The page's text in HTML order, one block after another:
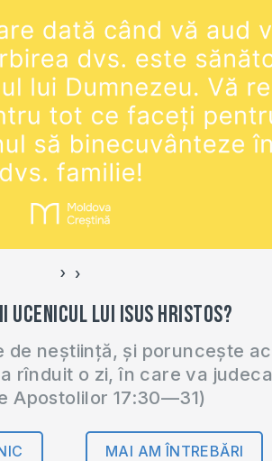
‹ ›
ucenicul lui Isus Hristos?
de neștiință, și poruncește
rînduit o zi, în care va
Apostolilor 17:30—31)
MAI AM ÎNTREBĂRI